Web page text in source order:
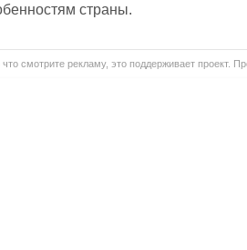
страны.
смотрите рекламу, это поддерживает проект.